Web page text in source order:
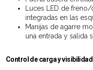
Luces LED de
integradas en las
Manijas de agarre
una entrada y salida
Control de carga y visibilidad